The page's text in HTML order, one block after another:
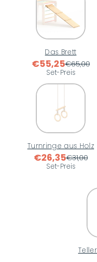
Das Brett
€55,25€65,00
Set-Preis
Turnringe aus Holz
€26,35€31,00
Set-Preis